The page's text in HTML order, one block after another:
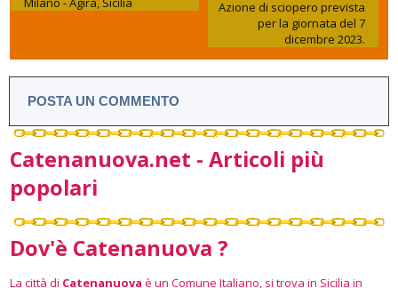
Azione di sciopero prevista
per la giornata del 7
dicembre 2023.
POSTA UN COMMENTO
Catenanuova.net - Articoli più
popolari
Dov'è Catenanuova ?
La città di Catenanuova è un Comune Italiano, si trova in Sicilia in